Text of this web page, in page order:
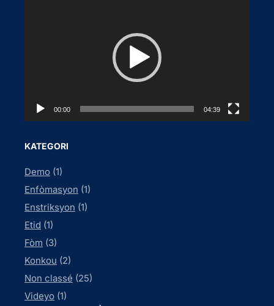
r
00:00 04:39
KATEGORI
Demo (1)
Enfòmasyon (1)
Enstriksyon (1)
Etid (1)
Fòm (3)
Konkou (2)
Non classé (25)
Videyo (1)